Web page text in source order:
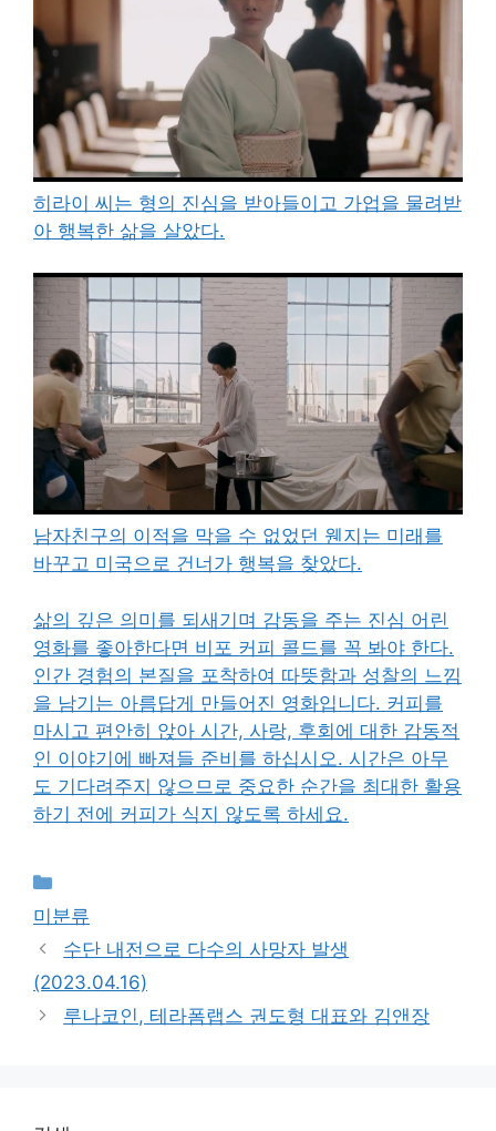
히라이 씨는 형의 진심을 받아들이고 가업을 물려받
아 행복한 삶을 살았다.
남자친구의 이적을 막을 수 없었던 웬지는 미래를
바꾸고 미국으로 건너가 행복을 찾았다.
삶의 깊은 의미를 되새기며 감동을 주는 진심 어린
영화를 좋아한다면 비포 커피 콜드를 꼭 봐야 한다.
인간 경험의 본질을 포착하여 따뜻함과 성찰의 느낌
을 남기는 아름답게 만들어진 영화입니다. 커피를
마시고 편안히 앉아 시간, 사랑, 후회에 대한 감동적
인 이야기에 빠져들 준비를 하십시오. 시간은 아무
도 기다려주지 않으므로 중요한 순간을 최대한 활용
하기 전에 커피가 식지 않도록 하세요.
미분류
수단 내전으로 다수의 사망자 발생
(2023.04.16)
루나코인, 테라폼랩스 권도형 대표와 김앤장